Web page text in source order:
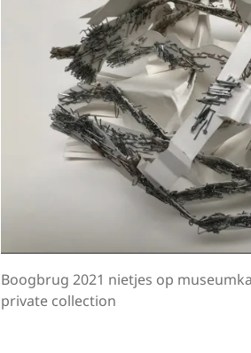
Boogbrug 2021 nietjes op
private collection